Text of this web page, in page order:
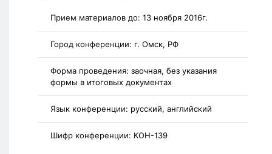
Прием материалов до: 13 ноября 2016г.
Город конференции: г. Омск, РФ
Форма проведения: заочная, без указания
формы в итоговых документах
Язык конференции: русский, английский
Шифр конференции: КОН-139